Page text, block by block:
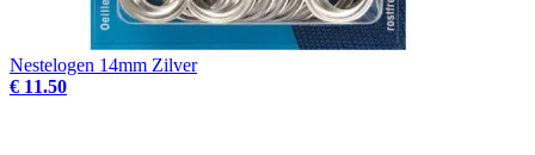
Nestelogen 14mm Zilver
€ 11.50